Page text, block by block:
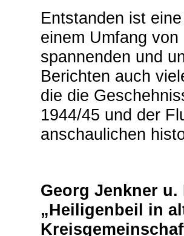
Entstanden ist
einem Umfang
spannenden und
Berichten auch
die die
1944/45 und der
anschaulichen
Georg Jenkner
„Heiligenbeil in